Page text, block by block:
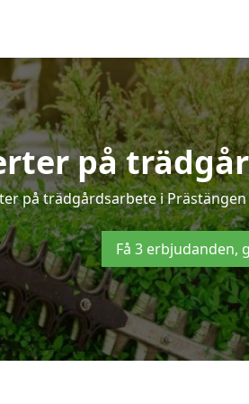
på
på trädgårdsarbete i
Få 3 erbjudanden,